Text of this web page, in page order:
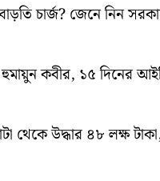
চার্জ? জেনে নিন
হুমায়ুন কবীর, ১৫ দিনের
থেকে উদ্ধার ৪৮ লক্ষ